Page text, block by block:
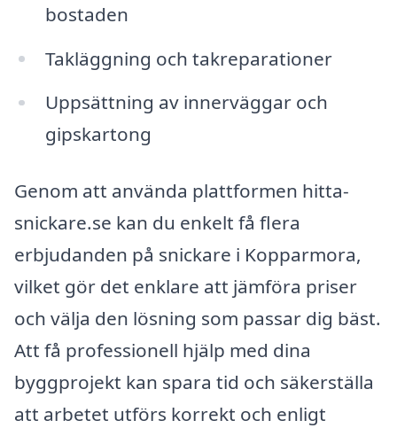
bostaden
Takläggning och takreparationer
Uppsättning av innerväggar och
gipskartong
Genom att använda plattformen hitta-
snickare.se kan du enkelt få flera
erbjudanden på snickare i Kopparmora,
vilket gör det enklare att jämföra priser
och välja den lösning som passar dig bäst.
Att få professionell hjälp med dina
byggprojekt kan spara tid och säkerställa
att arbetet utförs korrekt och enligt